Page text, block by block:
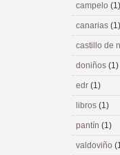
campelo (1)
canarias (1)
castillo de
doniños (1)
edr (1)
libros (1)
pantín (1)
valdoviño